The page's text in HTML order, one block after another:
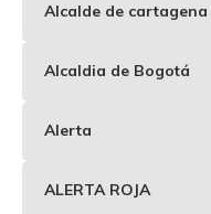
Alcalde de cartagena
Alcaldia de Bogotá
Alerta
ALERTA ROJA